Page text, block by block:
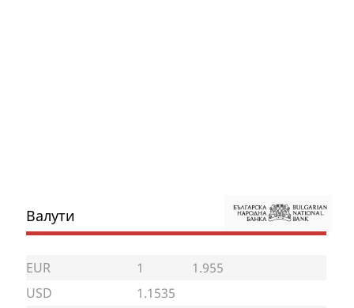
Валути
EUR 1
1.955
USD
1.1535